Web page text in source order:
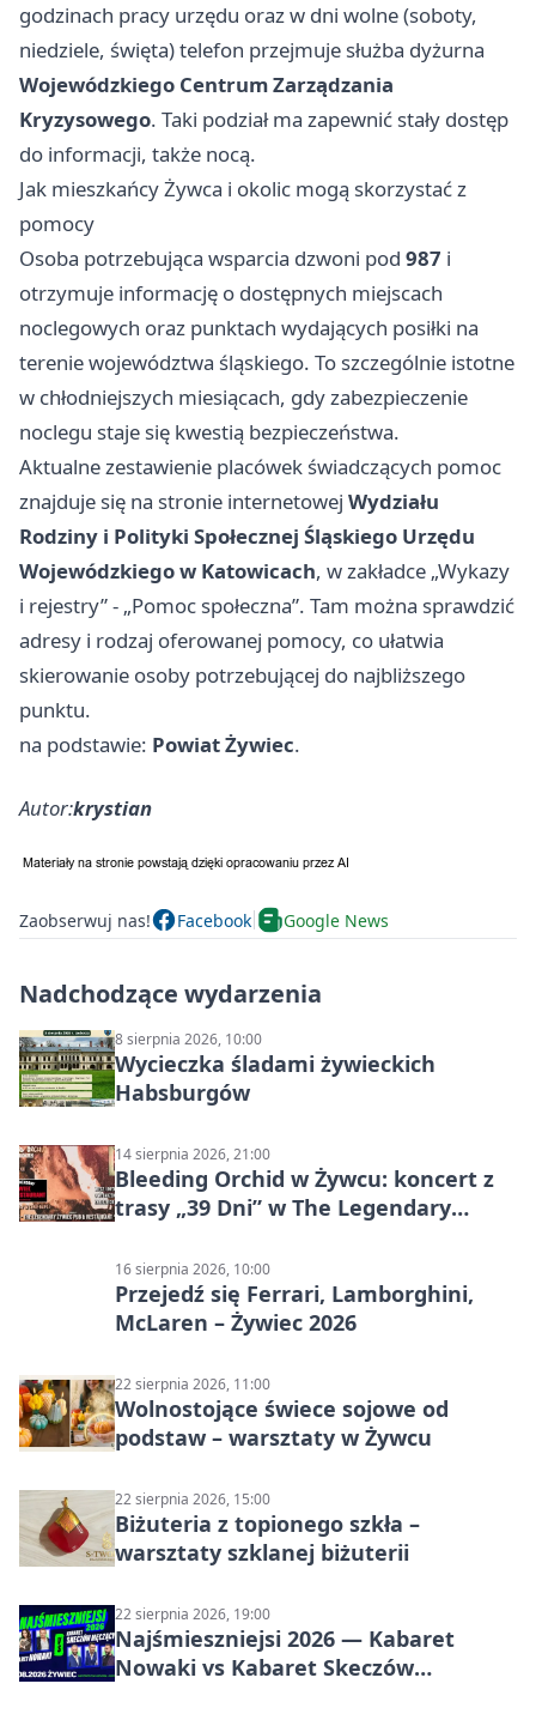
godzinach pracy urzędu oraz w dni wolne (soboty,
niedziele, święta) telefon przejmuje służba dyżurna
Wojewódzkiego Centrum Zarządzania
Kryzysowego. Taki podział ma zapewnić stały dostęp
do informacji, także nocą.
Jak mieszkańcy Żywca i okolic mogą skorzystać z
pomocy
Osoba potrzebująca wsparcia dzwoni pod 987 i
otrzymuje informację o dostępnych miejscach
noclegowych oraz punktach wydających posiłki na
terenie województwa śląskiego. To szczególnie istotne
w chłodniejszych miesiącach, gdy zabezpieczenie
noclegu staje się kwestią bezpieczeństwa.
Aktualne zestawienie placówek świadczących pomoc
znajduje się na stronie internetowej Wydziału
Rodziny i Polityki Społecznej Śląskiego Urzędu
Wojewódzkiego w Katowicach, w zakładce „Wykazy
i rejestry” - „Pomoc społeczna”. Tam można sprawdzić
adresy i rodzaj oferowanej pomocy, co ułatwia
skierowanie osoby potrzebującej do najbliższego
punktu.
na podstawie: Powiat Żywiec.
Autor:krystian
Zaobserwuj nas! Facebook Google News
Nadchodzące wydarzenia
8 sierpnia 2026, 10:00
Wycieczka śladami żywieckich
Habsburgów
14 sierpnia 2026, 21:00
Bleeding Orchid w Żywcu: koncert z
trasy „39 Dni” w The Legendary
16 sierpnia 2026, 10:00
Przejedź się Ferrari, Lamborghini,
McLaren – Żywiec 2026
22 sierpnia 2026, 11:00
Wolnostojące świece sojowe od
podstaw – warsztaty w Żywcu
22 sierpnia 2026, 15:00
Biżuteria z topionego szkła –
warsztaty szklanej biżuterii
22 sierpnia 2026, 19:00
Najśmieszniejsi 2026 — Kabaret
Nowaki vs Kabaret Skeczów